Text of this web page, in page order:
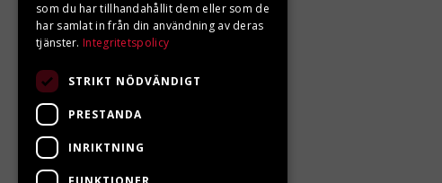
info@ljungbergsmotor.se
Kolgatan 1C, 842 31 Sveg
som du har tillhandahållit dem eller som de
har samlat in från din användning av deras
tjänster. Integritetspolicy
STRIKT NÖDVÄNDIGT
PRESTANDA
INRIKTNING